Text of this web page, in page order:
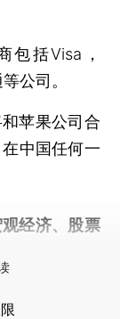
括Visa，
公司。
苹果公司合
中国任何一
观经济、股票